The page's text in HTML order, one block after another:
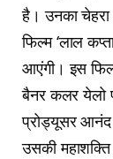
है। उनका
फिल्म ‘लाल
आएंगी। इस
बैनर कलर येलो
प्रोड्यूसर आनंद
उसकी